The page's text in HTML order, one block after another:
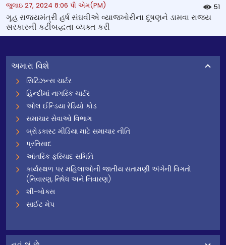
જુલાઇ 27, 2024 8:06 પી એમ(PM) 51
ગૃહ રાજ્યમંત્રી હર્ષ સંઘવીએ વ્યાજખોરીના દૂષણને ડામવા રાજ્ય
સરકારની કટીબદ્ધતા વ્યક્ત કરી
અમારા વિશે
સિટિઝન્સ ચાર્ટર
હિન્દીમાં નાગરિક ચાર્ટર
ઓલ ઈન્ડિયા રેડિયો કોડ
સમાચાર સેવાઓ વિભાગ
બ્રોડકાસ્ટ મીડિયા માટે સમાચાર નીતિ
પ્રતિસાદ
આંતરિક ફરિયાદ સમિતિ
કાર્યસ્થળ પર મહિલાઓની જાતીય સતામણી અંગેની વિગતો
(નિવારણ, નિષેધ અને નિવારણ)
શી-બોક્સ
સાઈટ મેપ